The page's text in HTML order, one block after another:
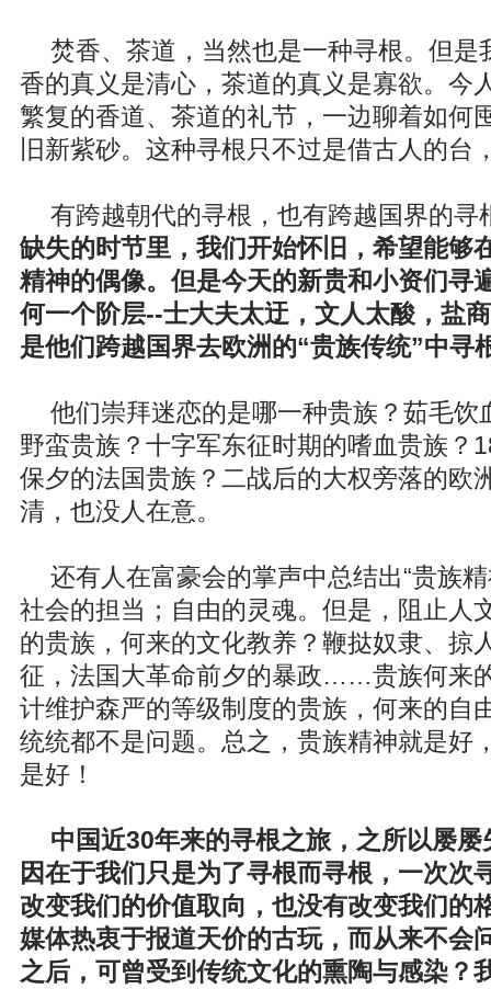
焚香、茶道，当然也是一种寻根。但是
香的真义是清心，茶道的真义是寡欲。今
繁复的香道、茶道的礼节，一边聊着如何
旧新紫砂。这种寻根只不过是借古人的台
有跨越朝代的寻根，也有跨越国界的寻
缺失的时节里，我们开始怀旧，希望能够
精神的偶像。但是今天的新贵和小资们寻
何一个阶层--士大夫太迂，文人太酸，盐
是他们跨越国界去欧洲的“贵族传统”中寻
他们崇拜迷恋的是哪一种贵族？茹毛饮
野蛮贵族？十字军东征时期的嗜血贵族？
保夕的法国贵族？二战后的大权旁落的欧
清，也没人在意。
还有人在富豪会的掌声中总结出“贵族
社会的担当；自由的灵魂。但是，阻止人
的贵族，何来的文化教养？鞭挞奴隶、掠
征，法国大革命前夕的暴政……贵族何来
计维护森严的等级制度的贵族，何来的自
统统都不是问题。总之，贵族精神就是好
是好！
中国近30年来的寻根之旅，之所以屡
因在于我们只是为了寻根而寻根，一次次
改变我们的价值取向，也没有改变我们的
媒体热衷于报道天价的古玩，而从来不会
之后，可曾受到传统文化的熏陶与感染？